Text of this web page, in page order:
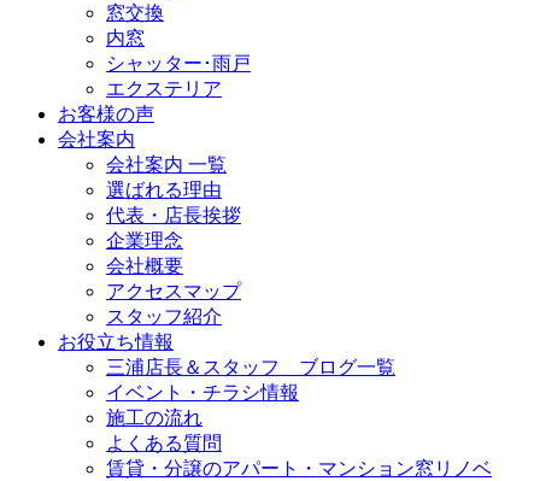
窓交換
内窓
シャッター･雨戸
エクステリア
お客様の声
会社案内
会社案内 一覧
選ばれる理由
代表・店長挨拶
企業理念
会社概要
アクセスマップ
スタッフ紹介
お役立ち情報
三浦店長＆スタッフ ブログ一覧
イベント・チラシ情報
施工の流れ
よくある質問
賃貸・分譲のアパート・マンション窓リノベ